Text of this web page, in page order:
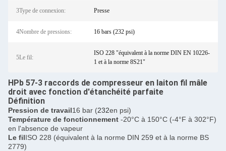
3Type de connexion: Presse
4Nombre de pressions: 16 bars (232 psi)
5Le fil:
ISO 228 "équivalent à la norme DIN EN 10226-
1 et à la norme 8S21"
HPb 57-3 raccords de compresseur en laiton fil mâle
droit avec fonction d'étanchéité parfaite
Définition
Pression de travail16 bar (232en psi)
Température de fonctionnement -20°C à 150°C (-4°F à 302°F)
en l'absence de vapeur
Le filISO 228 (équivalent à la norme DIN 259 et à la norme BS
2779)